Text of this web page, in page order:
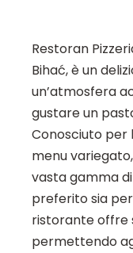
Restoran
Bihać, è un
un’atmosfera
gustare un
Conosciuto per
menu
vasta gamma
preferito sia
ristorante offre
permettendo